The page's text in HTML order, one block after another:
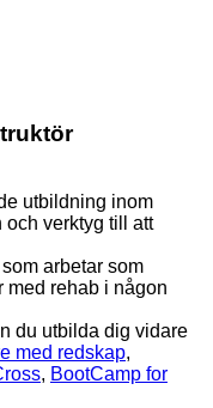
utbildning inom
verktyg till att
arbetar som
med rehab i någon
du utbilda dig vidare
med redskap,
, BootCamp for